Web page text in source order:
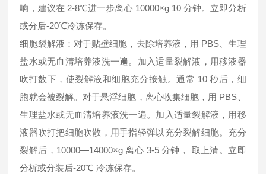
响，建议在 2-8℃进一步离心 10000×g 10 分钟。立即分析
或分后-20℃冷冻保存。
细胞裂解液：对于贴壁细胞，去除培养液，用 PBS、生理
盐水或无血清培养液洗一遍。加入适量裂解液，用移液器
吹打数下，使裂解液和细胞充分接触。通常 10 秒后，细
胞就会被裂解。对于悬浮细胞，离心收集细胞，用 PBS、
生理盐水或无血清培养液洗一遍。加入适量裂解液，用移
液器吹打把细胞吹散，用手指轻弹以充分裂解细胞。充分
裂解后，10000—14000×g 离心 3-5 分钟， 取上清。立即
分析或分装后-20℃ 冷冻保存。